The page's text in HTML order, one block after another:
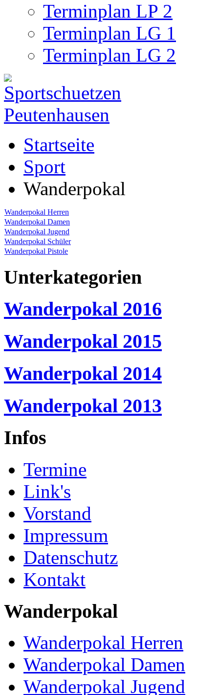
Terminplan LP 2
Terminplan LG 1
Terminplan LG 2
Startseite
Sport
Wanderpokal
Wanderpokal Herren
Wanderpokal Damen
Wanderpokal Jugend
Wanderpokal Schüler
Wanderpokal Pistole
Unterkategorien
Wanderpokal 2016
Wanderpokal 2015
Wanderpokal 2014
Wanderpokal 2013
Infos
Termine
Link's
Vorstand
Impressum
Datenschutz
Kontakt
Wanderpokal
Wanderpokal Herren
Wanderpokal Damen
Wanderpokal Jugend